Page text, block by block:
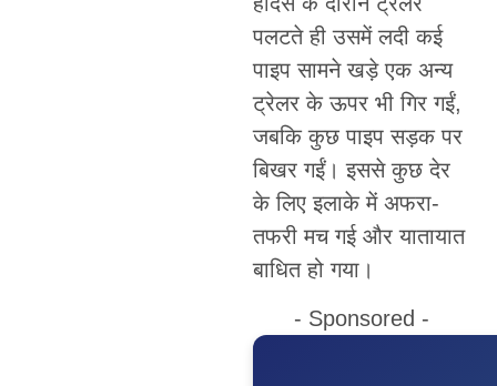
पलटते ही उसमें लदी कई
पाइप सामने खड़े एक अन्य
ट्रेलर के ऊपर भी गिर गईं,
जबकि कुछ पाइप सड़क पर
बिखर गईं। इससे कुछ देर
के लिए इलाके में अफरा-
तफरी मच गई और यातायात
बाधित हो गया।
- Sponsored -